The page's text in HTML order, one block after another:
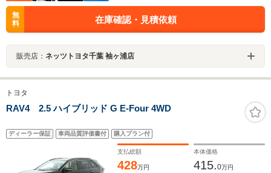
無
料
在庫確認・見積依頼
販売店： ネッツトヨタ千葉 袖ヶ浦店
トヨタ
RAV4 2.5 ハイブリッド G E-Four 4WD
ディーラー保証 車両品質評価書付 購入プラン付
支払総額
428万円
本体価格
415.0万円